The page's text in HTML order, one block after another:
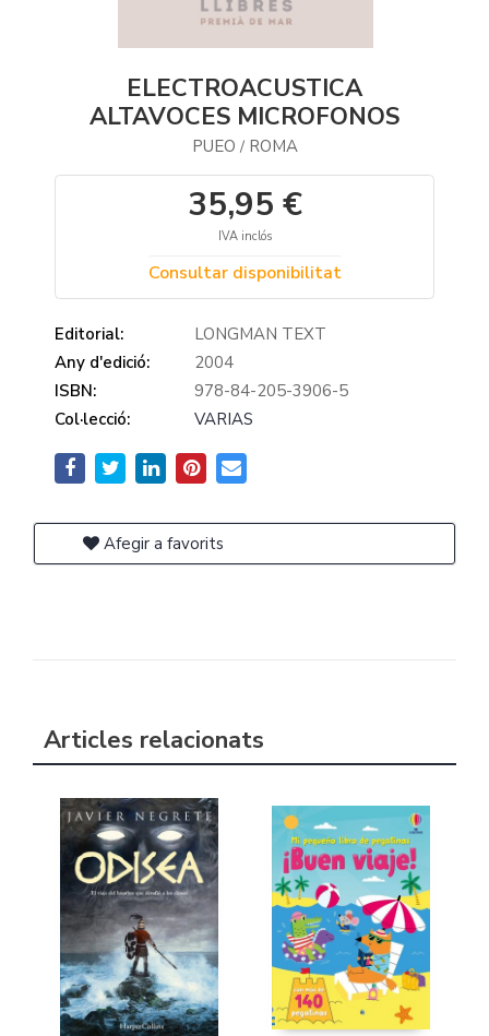
ELECTROACUSTICA
ALTAVOCES MICROFONOS
PUEO / ROMA
35,95 €
IVA inclós
Consultar disponibilitat
Editorial:
LONGMAN TEXT
Any d'edició:
2004
ISBN:
978-84-205-3906-5
Col·lecció:
VARIAS
Afegir a favorits
Articles relacionats